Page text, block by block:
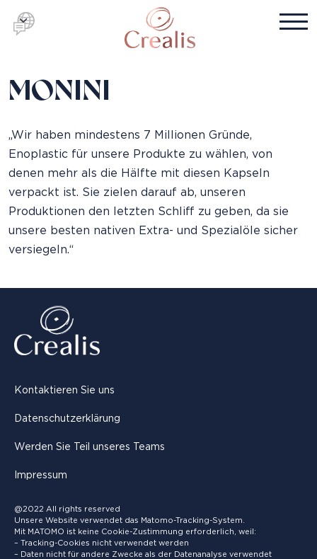
MONINI
„Wir haben mindestens 7 Millionen Gründe,
Enoplastic für unsere Produkte zu wählen, von
denen mehr als die Hälfte mit diesen Kapseln
verpackt ist. Sie zielen darauf ab, unseren
Produktionen den letzten Schliff zu geben, da sie
unsere besten nativen Extra- und Spezialöle sicher
versiegeln.“
Kontaktieren Sie uns
Datenschutzerklärung
Werden Sie Teil unseres Teams
Impressum
@2022 All rights reserved
Unsere Website verwendet das Matomo-Tracking-System.
Mit MATOMO ist keine Cookie-Zustimmung erforderlich, weil:
– Tracking-Cookies nicht verwendet werden
– Daten nicht für andere Zwecke als der Datenanalyse verwendet